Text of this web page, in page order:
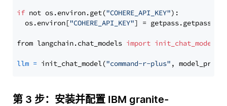
if not os.environ.get("COHERE_API_KEY"):
  os.environ[
"COHERE_API_KEY"] = getpass.getpass(
from langchain.chat_models import init_chat_model
llm = init_chat_model("command-r-plus" ,
第 3 步：安装并配置 IBM granite-